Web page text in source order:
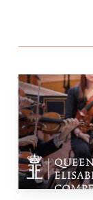
Play
Video